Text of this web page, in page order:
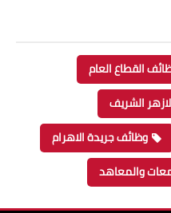
القطاع العام
الشريف
وظائف جريدة الاهرام
والمعاهد